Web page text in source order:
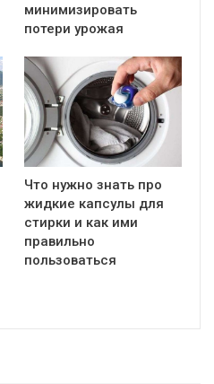
минимизировать
потери урожая
Что нужно знать про
жидкие капсулы для
стирки и как ими
правильно
пользоваться